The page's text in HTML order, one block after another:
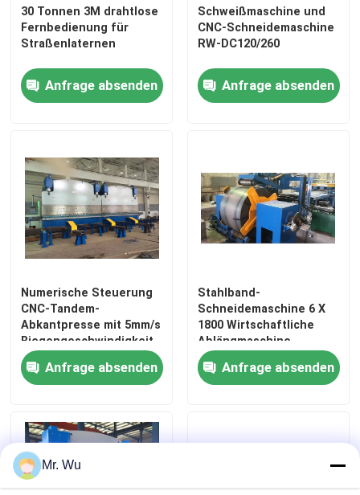
Zu Hause
Produkte
Über uns
30 Tonnen 3M drahtlose
Fernbedienung für
Straßenlaternen
Anfrage absenden
Schweißmaschine und
CNC-Schneidemaschine
RW-DC120/260
Anfrage absenden
Numerische Steuerung
CNC-Tandem-
Abkantpresse mit 5mm/s
Biegengeschwindigkeit
und langer Lebensdauer
Anfrage absenden
Stahlband-
Schneidemaschine 6 X
1800 Wirtschaftliche
Ablängmaschine
Anfrage absenden
Mr. Wu